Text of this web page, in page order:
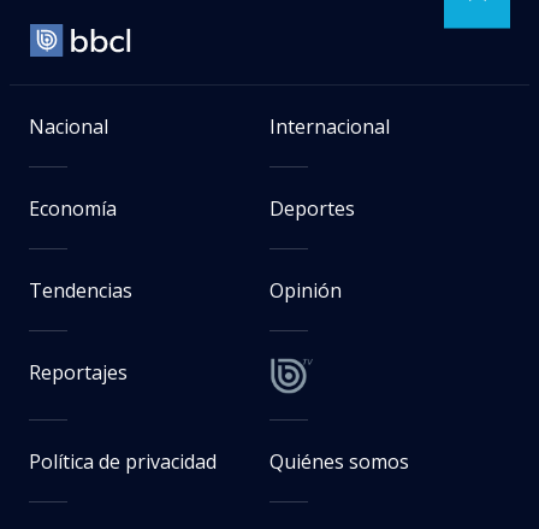
Nacional Internacional
Economía Deportes
Tendencias Opinión
Reportajes
Política de privacidad Quiénes somos